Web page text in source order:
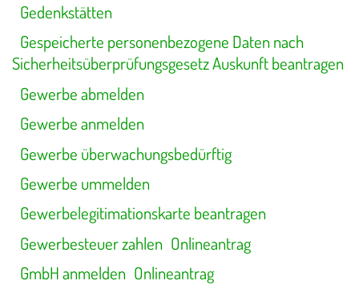
Gedenkstätten
Gespeicherte personenbezogene Daten nach
Sicherheitsüberprüfungsgesetz Auskunft beantragen
Gewerbe abmelden
Gewerbe anmelden
Gewerbe überwachungsbedürftig
Gewerbe ummelden
Gewerbelegitimationskarte beantragen
Gewerbesteuer zahlen Onlineantrag
GmbH anmelden Onlineantrag